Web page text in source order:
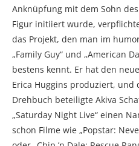
Anknüpfung mit dem Sohn
Figur initiiert wurde,
das Projekt, den man im
„Family Guy“ und „American
bestens kennt. Er hat den
Erica Huggins produziert, und
Drehbuch beteiligte Akiva
„Saturday Night Live“ einen
schon Filme wie „Popstar: